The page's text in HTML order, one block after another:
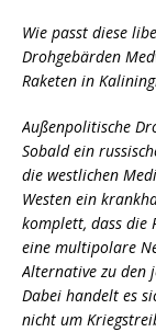
Wie passt diese
Drohgebärden
Raketen in
Außenpolitische
Sobald ein
die westlichen
Westen ein
komplett, dass die
eine multipolare
Alternative zu den
Dabei handelt es
nicht um